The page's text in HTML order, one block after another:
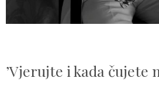
’Vjerujte i kada čujete